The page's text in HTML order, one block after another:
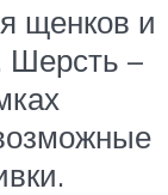
щенков и
Шерсть –